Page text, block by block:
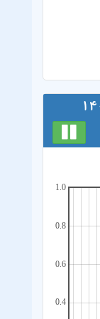
0.4
0.6
0.8
1.0